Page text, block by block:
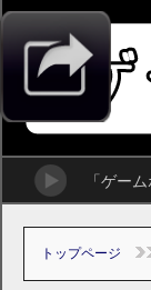
「ゲー
トップページ